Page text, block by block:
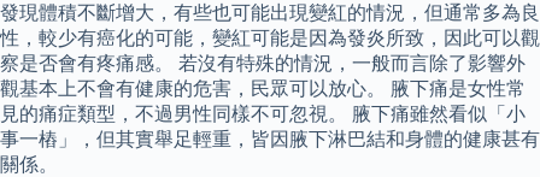
發現體積不斷增大，有些也可能出現變紅的情況，但通常多為良
性，較少有癌化的可能，變紅可能是因為發炎所致，因此可以觀
察是否會有疼痛感。 若沒有特殊的情況，一般而言除了影響外
觀基本上不會有健康的危害，民眾可以放心。 腋下痛是女性常
見的痛症類型，不過男性同樣不可忽視。 腋下痛雖然看似「小
事一樁」，但其實舉足輕重，皆因腋下淋巴結和身體的健康甚有
關係。